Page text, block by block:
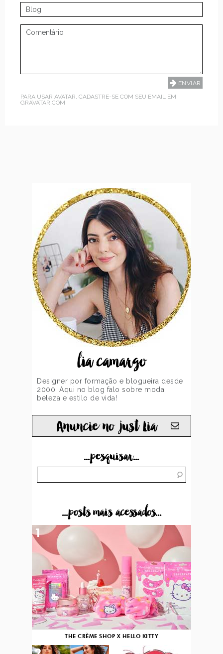
PARA USAR AVATAR, CADASTRE-SE COM SEU EMAIL EM
GRAVATAR.COM
lia camargo
Designer por formação e blogueira desde
2000. Aqui no blog falo sobre moda,
beleza e estilo de vida!
Anuncie no just Lia
...pesquisar...
...posts mais acessados...
THE CRÈME SHOP X HELLO KITTY
1